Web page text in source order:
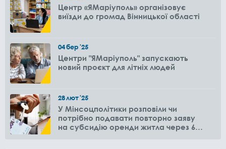
Центр «ЯМаріуполь» організовує
виїзди до громад Вінницької області
04бер'25
Центри "ЯМаріуполь" запускають
новий проєкт для літніх людей
28лют'25
У Мінсоцполітики розповіли чи
потрібно подавати повторно заяву
на субсидію оренди житла через 6